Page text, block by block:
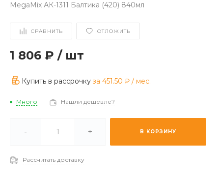
MegaMix АК-1311 Балтика (420) 840мл
СРАВНИТЬ ОТЛОЖИТЬ
1 806 ₽ / шт
Купить в рассрочку за 451.50 ₽ / мес.
Много Нашли дешевле?
- + В КОРЗИНУ
Рассчитать доставку